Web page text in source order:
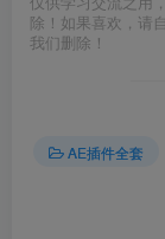
除！如果喜欢，请
我们删除！
AE插件全套